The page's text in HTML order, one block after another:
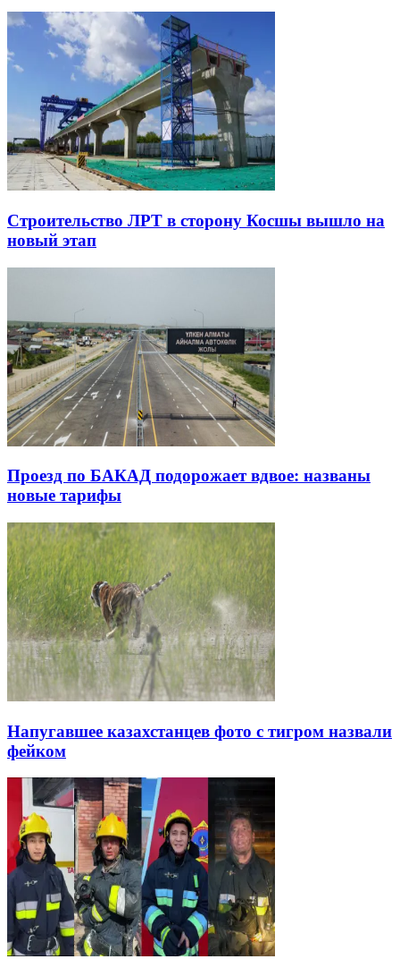
Строительство ЛРТ в сторону Косшы вышло на
новый этап
Проезд по БАКАД подорожает вдвое: названы
новые тарифы
Напугавшее казахстанцев фото с тигром назвали
фейком